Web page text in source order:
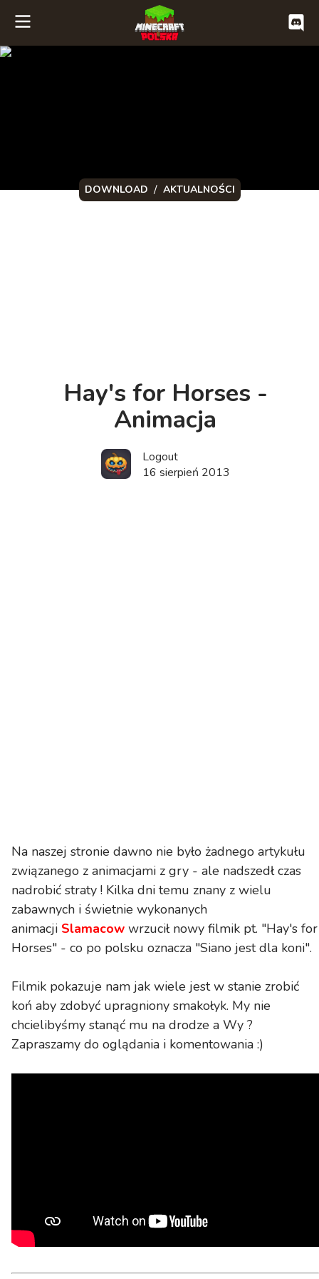
DOWNLOAD / AKTUALNOŚCI
Hay's for Horses -
Animacja
Logout
16 sierpień 2013
Na naszej stronie dawno nie było żadnego artykułu
związanego z animacjami z gry - ale nadszedł czas
nadrobić straty ! Kilka dni temu znany z wielu
zabawnych i świetnie wykonanych
animacji Slamacow wrzucił nowy filmik pt. "Hay's for
Horses" - co po polsku oznacza "Siano jest dla koni".
Filmik pokazuje nam jak wiele jest w stanie zrobić
koń aby zdobyć upragniony smakołyk. My nie
chcielibyśmy stanąć mu na drodze a Wy ?
Zapraszamy do oglądania i komentowania :)